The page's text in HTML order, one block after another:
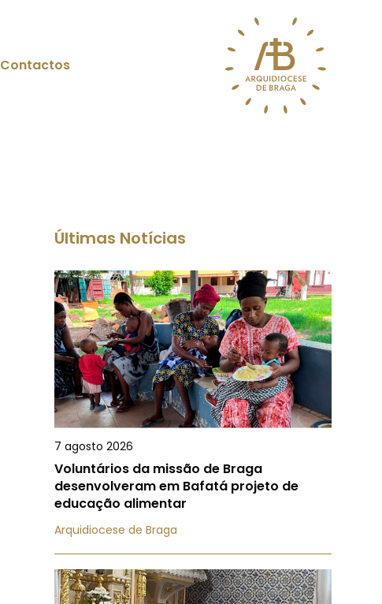
Contactos
Últimas Notícias
7 agosto 2026
Voluntários da missão de Braga
desenvolveram em Bafatá projeto de
educação alimentar
Arquidiocese de Braga